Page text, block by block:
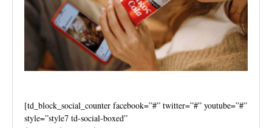
[td_block_social_counter facebook=”#” twitter=”#” youtube=”#”
style=”style7 td-social-boxed”